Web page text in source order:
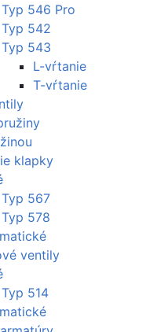
Typ 546 Pro
Typ 542
Typ 543
L-vŕtanie
T-vŕtanie
klapky
Typ 567
Typ 578
ventily
Typ 514